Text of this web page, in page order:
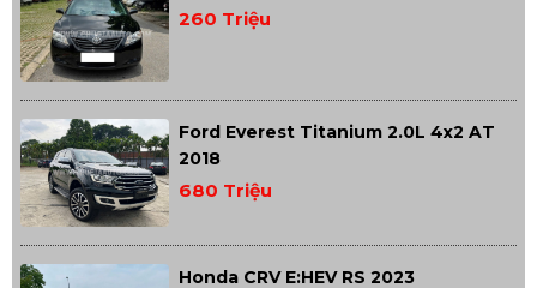
260 Triệu
Ford Everest Titanium 2.0L 4x2 AT
2018
680 Triệu
Honda CRV E:HEV RS 2023